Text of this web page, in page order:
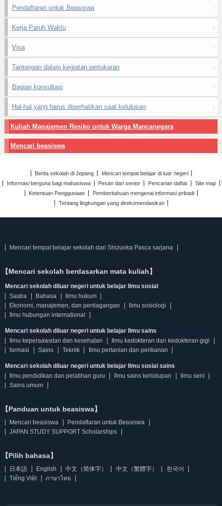
Pendaftaran untuk Beasiswa
Kerja Paruh Waktu
Visa
Tantangan dalam kegiatan pertukaran
Bagian konsultasi
Hal-hal yang harus diperhatikan saat kelulusan
Kuliah Manajemen Resiko untuk Warga Mancanegara
Mencari beasiswa
Berita sekolah di Jepang
Mencari tempat belajar di luar negeri
Informasi berguna bagi mahasiswa
Pesan dari senior Pencarian daftar
Site map
Ketentuan Penggunaan
Pemberitahuan mengenai informasi pribadi
Tentang lingkungan yang direkomendasikan
Mencari tempat belajar sekolah dari Shizuoka Pasca sarjana
【Mencari sekolah berdasarkan mata kuliah】
Mencari sekolah diluar negeri untuk belajar Ilmu sosial
Sastra
Bahasa
Ilmu hukum
Ekonomi, manajemen, dan perdagangan
Ilmu sosiologi
Ilmu hubungan international
Mencari sekolah diluar negeri untuk belajar Ilmu sains
Ilmu keperaawatan dan kesehatan
Ilmu kedokteran dan kedokteran gigi
farmasi
Sains Teknik Ilmu pertanian dan perikanan
Mencari sekolah diluar negeri untuk belajar Ilmu sosial sains
Ilmu pendidikan dan pelatihan guru
Ilmu sains kehidupan
Ilmu seni
Sains umum
【Panduan untuk beasiswa】
Mencari beasiswa
Pendaftaran untuk Beasiswa
JAPAN STUDY SUPPORT Scholarships
【Pilih bahasa】
日本語 English 中文（简体字） 中文（繁體字）
한국어
Tiếng Việt
ภาษาไทย